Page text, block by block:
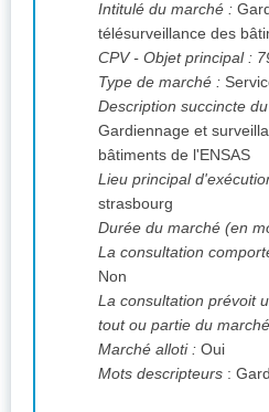
Intitulé du marché :
télésurveillance des
CPV- Objet principal :
Type de marché :
Description succincte
Gardiennage et
bâtiments de l'ENSAS
Lieu principal
strasbourg
Durée du marché (en
La consultation
Non
La consultation prévoit
tout ou partie du
Marché alloti : Oui
Mots descripteurs :